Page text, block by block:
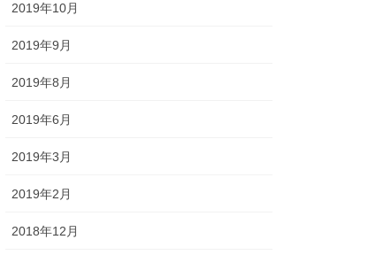
2019年10月
2019年9月
2019年8月
2019年6月
2019年3月
2019年2月
2018年12月